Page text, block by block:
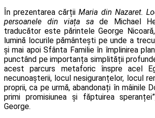
În prezentarea cărțiiMaria din Nazaret.
persoanele din viața sade Michael
traducător este părintele George
lumină locurile pământești pe unde a
și mai apoi Sfânta Familie în împlinirea
punctând pe importanța simplității
acest parcurs metaforic înspre acel
necunoașterii, locul nesiguranțelor, locul
proprii, ca pe urmă, abandonați în mâinile
primi promisiunea și făptuirea
George.